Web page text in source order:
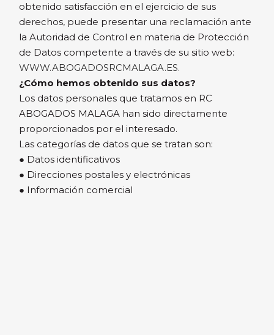
obtenido satisfacción en el ejercicio de sus
derechos, puede presentar una reclamación ante
la Autoridad de Control en materia de Protección
de Datos competente a través de su sitio web:
WWW.ABOGADOSRCMALAGA.ES.
¿Cómo hemos obtenido sus datos?
Los datos personales que tratamos en RC
ABOGADOS MALAGA han sido directamente
proporcionados por el interesado.
Las categorías de datos que se tratan son:
● Datos identificativos
● Direcciones postales y electrónicas
● Información comercial